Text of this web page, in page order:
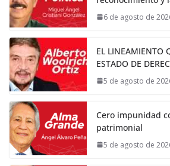
6 de agosto de
EL LINEAMIENTO
ESTADO DE
5 de agosto de
Cero impunidad
patrimonial
5 de agosto de